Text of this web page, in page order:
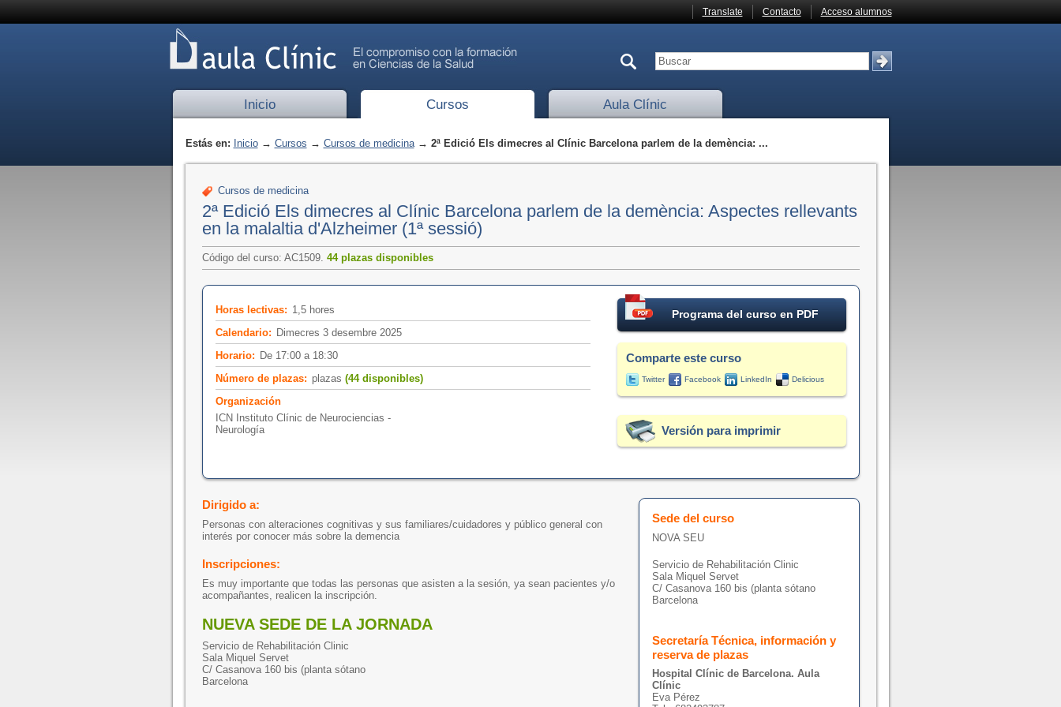
Translate Contacto Acceso alumnos
Inicio Cursos Aula Clínic
Estás en: Inicio→ Cursos → Cursos de medicina→ 2ª Edició Els dimecres al Clínic Barcelona parlem de la demència: ...
Cursos de medicina
2ª Edició Els dimecres al Clínic Barcelona parlem de la demència: Aspectes rellevants
en la malaltia d'Alzheimer (1ª sessió)
Código del curso: AC1509. 44 plazas disponibles
Horas lectivas: 1,5 hores
Calendario: Dimecres 3 desembre 2025
Horario: De 17:00 a 18:30
Número de plazas: plazas (44 disponibles)
Organización
ICN Instituto Clínic de Neurociencias -
Neurología
Programa del curso en PDF
Comparte este curso
Twitter Facebook LinkedIn Delicious
Versión para imprimir
Dirigido a:
Personas con alteraciones cognitivas y sus familiares/cuidadores y público general con
interés por conocer más sobre la demencia
Inscripciones:
Es muy importante que todas las personas que asisten a la sesión, ya sean pacientes y/o
acompañantes, realicen la inscripción.
NUEVA SEDE DE LA JORNADA
Servicio de Rehabilitación Clinic
Sala Miquel Servet
C/ Casanova 160 bis (planta sótano
Barcelona
Sede del curso
NOVA SEU
Servicio de Rehabilitación Clinic
Sala Miquel Servet
C/ Casanova 160 bis (planta sótano
Barcelona
Secretaría Técnica, información y
reserva de plazas
Hospital Clínic de Barcelona. Aula
Clínic
Eva Pérez